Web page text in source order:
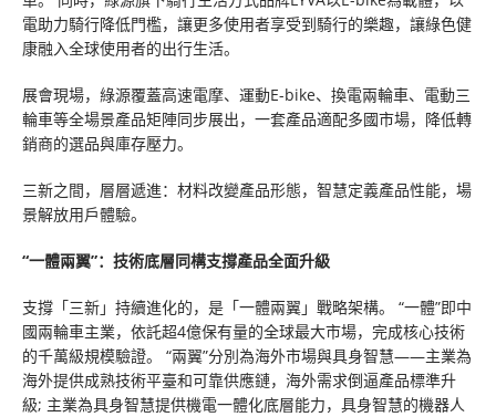
電助力騎行降低門檻，讓更多使用者享受到騎行的樂趣，讓綠色健
康融入全球使用者的出行生活。
展會現場，綠源覆蓋高速電摩、運動E-bike、換電兩輪車、電動三
輪車等全場景產品矩陣同步展出，一套產品適配多國市場，降低轉
銷商的選品與庫存壓力。
三新之間，層層遞進：材料改變產品形態，智慧定義產品性能，場
景解放用戶體驗。
“一體兩翼”： 技術底層同構支撐產品全面升級
支撐「三新」持續進化的，是「一體兩翼」戰略架構。 “一體”即中
國兩輪車主業，依託超4億保有量的全球最大市場，完成核心技術
的千萬級規模驗證。 “兩翼”分別為海外市場與具身智慧——主業為
海外提供成熟技術平臺和可靠供應鏈，海外需求倒逼產品標準升
級; 主業為具身智慧提供機電一體化底層能力，具身智慧的機器人